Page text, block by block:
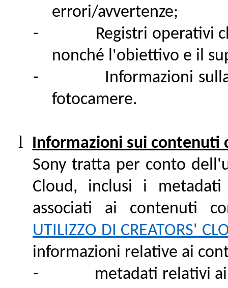
errori/avvertenze;
-
Registri operativi
nonché l'obiettivo e il
-
Informazioni
fotocamere.
l
Informazioni sui contenuti
Sony tratta per conto
Cloud, inclusi i metadati
associati ai contenuti
UTILIZZO DI CREATORS'
informazioni relative ai
-
metadati relativi